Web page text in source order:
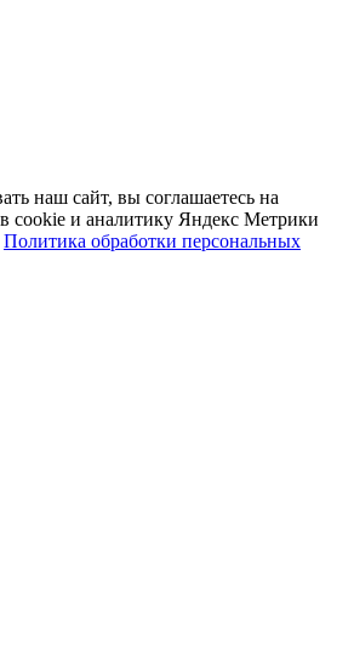
наш сайт, вы соглашаетесь на
сооkіе и аналитику Яндекс Метрики
Политика обработки персональных